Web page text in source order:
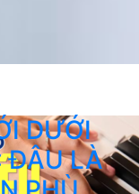
DƯỚI
ĐÂU LÀ